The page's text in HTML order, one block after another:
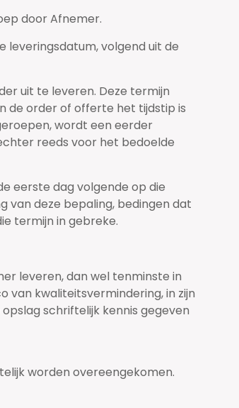
door Afnemer.
volgend uit de
uit te leveren. Deze termijn
de order of offerte het tijdstip is
wordt een eerder
reeds voor het bedoelde
eerste dag volgende op die
van deze bepaling, bedingen dat
termijn in gebreke.
leveren, dan wel tenminste in
van kwaliteitsvermindering, in zijn
schriftelijk kennis gegeven
worden overeengekomen.